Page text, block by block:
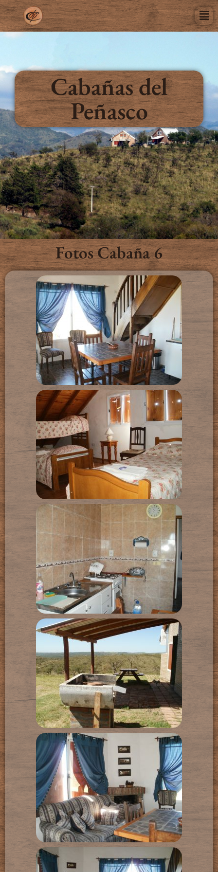
Cabañas del
Peñasco
Fotos Cabaña 6